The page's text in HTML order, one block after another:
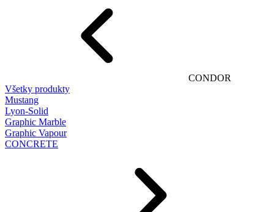
CONDOR
Všetky produkty
Mustang
Lyon-Solid
Graphic Marble
Graphic Vapour
CONCRETE